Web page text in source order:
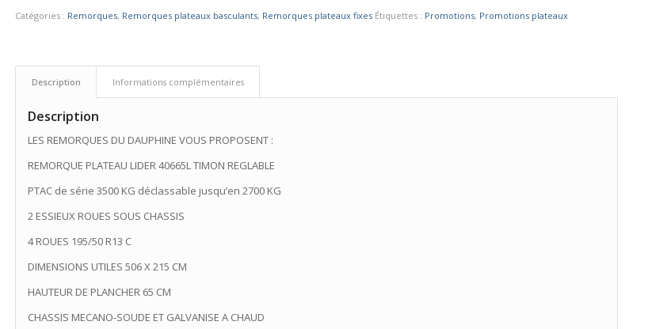
9042,00 €. 7590,00 €.
Catégories : Remorques, Remorques plateaux basculants, Remorques plateaux fixes Étiquettes : Promotions, Promotions plateaux
Description Informations complémentaires
Description
LES REMORQUES DU DAUPHINE VOUS PROPOSENT :
REMORQUE PLATEAU LIDER 40665L TIMON REGLABLE
PTAC de série 3500 KG déclassable jusqu’en 2700 KG
2 ESSIEUX ROUES SOUS CHASSIS
4 ROUES 195/50 R13 C
DIMENSIONS UTILES 506 X 215 CM
HAUTEUR DE PLANCHER 65 CM
CHASSIS MECANO-SOUDE ET GALVANISE A CHAUD